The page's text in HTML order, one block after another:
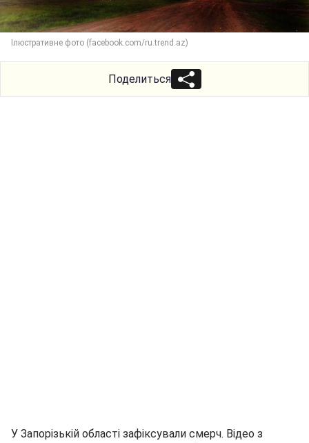
Ілюстративне фото (facebook.com/ru.trend.az)
Поделиться
У Запорізькій області зафіксували смерч. Відео з